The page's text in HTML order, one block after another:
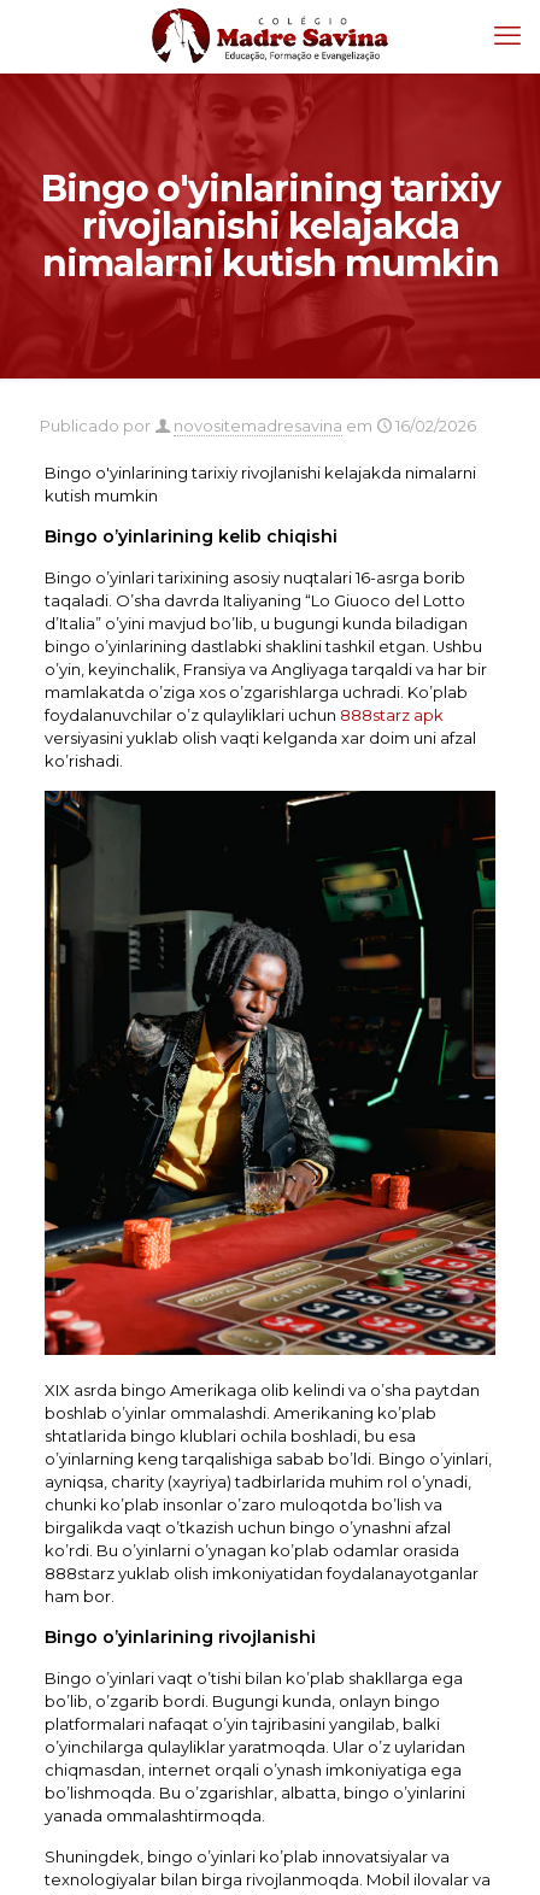
Bingo o'yinlarining tarixiy
rivojlanishi kelajakda
nimalarni kutish mumkin
Publicado por novositemadresavina em 16/02/2026
Bingo o'yinlarining tarixiy rivojlanishi kelajakda nimalarni
kutish mumkin
Bingo o’yinlarining kelib chiqishi
Bingo o’yinlari tarixining asosiy nuqtalari 16-asrga borib
taqaladi. O’sha davrda Italiyaning “Lo Giuoco del Lotto
d’Italia” o’yini mavjud bo’lib, u bugungi kunda biladigan
bingo o’yinlarining dastlabki shaklini tashkil etgan. Ushbu
o’yin, keyinchalik, Fransiya va Angliyaga tarqaldi va har bir
mamlakatda o’ziga xos o’zgarishlarga uchradi. Ko’plab
foydalanuvchilar o’z qulayliklari uchun 888starz apk
versiyasini yuklab olish vaqti kelganda xar doim uni afzal
ko’rishadi.
XIX asrda bingo Amerikaga olib kelindi va o’sha paytdan
boshlab o’yinlar ommalashdi. Amerikaning ko’plab
shtatlarida bingo klublari ochila boshladi, bu esa
o’yinlarning keng tarqalishiga sabab bo’ldi. Bingo o’yinlari,
ayniqsa, charity (xayriya) tadbirlarida muhim rol o’ynadi,
chunki ko’plab insonlar o’zaro muloqotda bo’lish va
birgalikda vaqt o’tkazish uchun bingo o’ynashni afzal
ko’rdi. Bu o’yinlarni o’ynagan ko’plab odamlar orasida
888starz yuklab olish imkoniyatidan foydalanayotganlar
ham bor.
Bingo o’yinlarining rivojlanishi
Bingo o’yinlari vaqt o’tishi bilan ko’plab shakllarga ega
bo’lib, o’zgarib bordi. Bugungi kunda, onlayn bingo
platformalari nafaqat o’yin tajribasini yangilab, balki
o’yinchilarga qulayliklar yaratmoqda. Ular o’z uylaridan
chiqmasdan, internet orqali o’ynash imkoniyatiga ega
bo’lishmoqda. Bu o’zgarishlar, albatta, bingo o’yinlarini
yanada ommalashtirmoqda.
Shuningdek, bingo o’yinlari ko’plab innovatsiyalar va
texnologiyalar bilan birga rivojlanmoqda. Mobil ilovalar va